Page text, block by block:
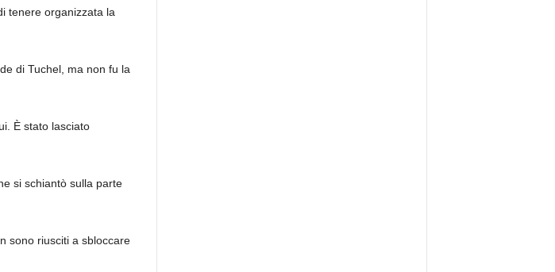
tenere organizzata la
di Tuchel, ma non fu la
È stato lasciato
si schiantò sulla parte
sono riusciti a sbloccare